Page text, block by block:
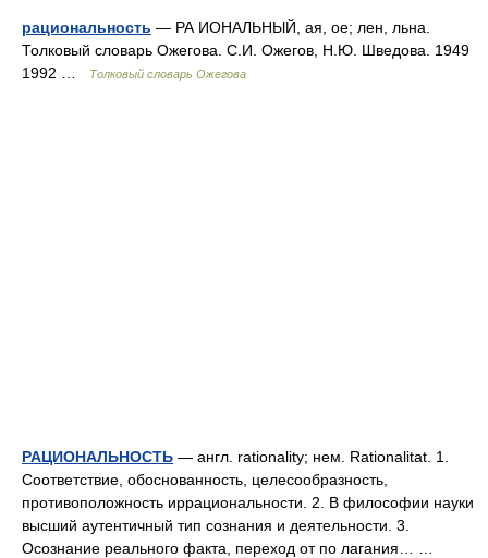
рациональность — РА ИОНАЛЬНЫЙ, ая, ое; лен, льна.
Толковый словарь Ожегова. С.И. Ожегов, Н.Ю. Шведова. 1949
1992 …
Толковый словарь Ожегова
РАЦИОНАЛЬНОСТЬ — англ. rationality; нем. Rationalitat. 1.
Соответствие, обоснованность, целесообразность,
противоположность иррациональности. 2. В философии науки
высший аутентичный тип сознания и деятельности. 3.
Осознание реального факта, переход от по лагания… …